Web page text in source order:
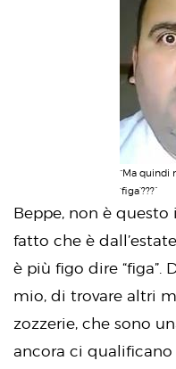
“Ma quindi
‘figa’???”
Beppe, non è
fatto che è
è più figo dire “figa”.
mio, di trovare altri
zozzerie, che sono
ancora ci